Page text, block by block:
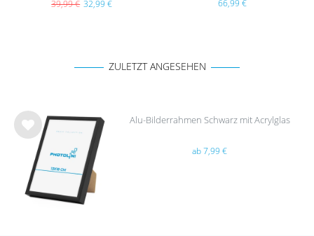
39,99 € 32,99 € 66,99 €
ZULETZT ANGESEHEN
Wu
hlist
e
Alu-Bilderrahmen Schwarz mit Acrylglas
ab 7,99 €